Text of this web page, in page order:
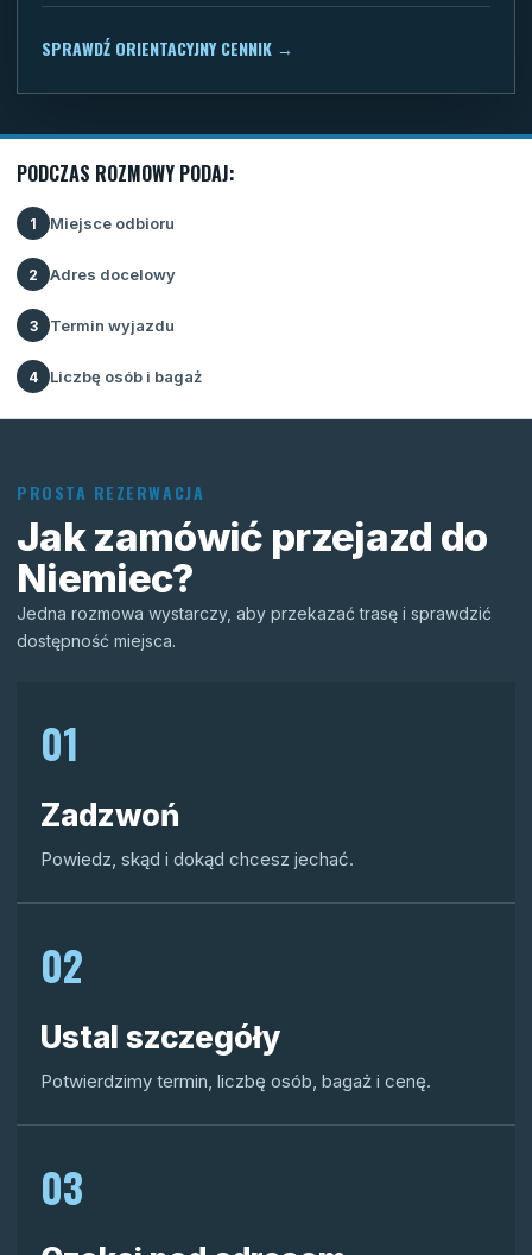
SPRAWDŹ ORIENTACYJNY CENNIK →
PODCZAS ROZMOWY PODAJ:
1 Miejsce odbioru
2 Adres docelowy
3 Termin wyjazdu
4 Liczbę osób i bagaż
PROSTA REZERWACJA
Jak zamówić przejazd do
Niemiec?
Jedna rozmowa wystarczy, aby przekazać trasę i sprawdzić
dostępność miejsca.
01
Zadzwoń
Powiedz, skąd i dokąd chcesz jechać.
02
Ustal szczegóły
Potwierdzimy termin, liczbę osób, bagaż i cenę.
03